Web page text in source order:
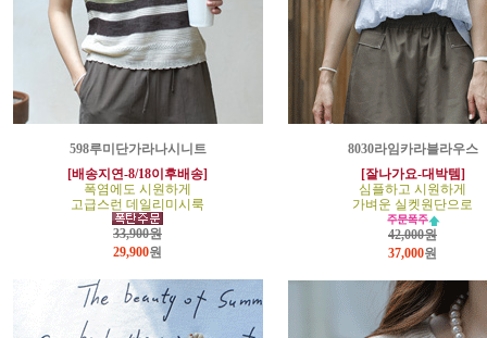
598루미단가라나시니트
[배송지연-8/18이후배송]
폭염에도 시원하게
고급스런 데일리미시룩
33,900원
29,900원
8030라임카라블라우스
[잘나가요-대박템]
심플하고 시원하게
가벼운 실켓원단으로
42,000원
37,000원